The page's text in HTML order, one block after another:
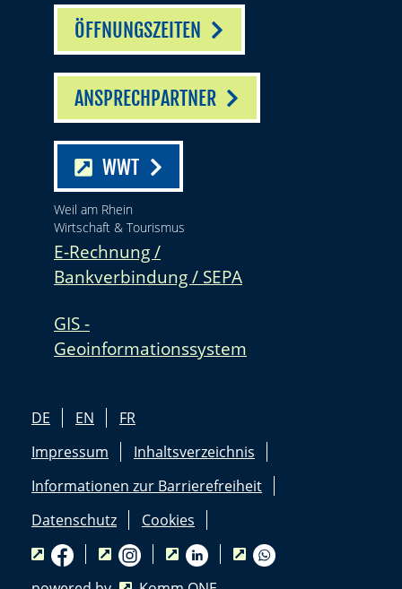
ÖFFNUNGSZEITEN
ANSPRECHPARTNER
WWT
Weil am Rhein
Wirtschaft & Tourismus
E-Rechnung /
Bankverbindung / SEPA
GIS -
Geoinformationssystem
DE EN
FR
Impressum
Inhaltsverzeichnis
Informationen zur Barrierefreiheit
Datenschutz
Cookies